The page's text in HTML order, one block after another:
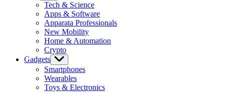
Tech & Science
Apps & Software
Apparata Professionals
New Mobility
Home & Automation
Crypto
Gadgets
Smartphones
Wearables
Toys & Electronics